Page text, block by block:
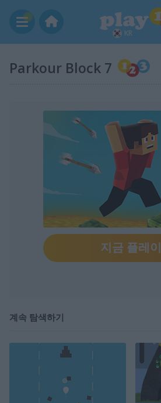
KR
Parkour Block 7
지금 플레이
계속 탐색하기